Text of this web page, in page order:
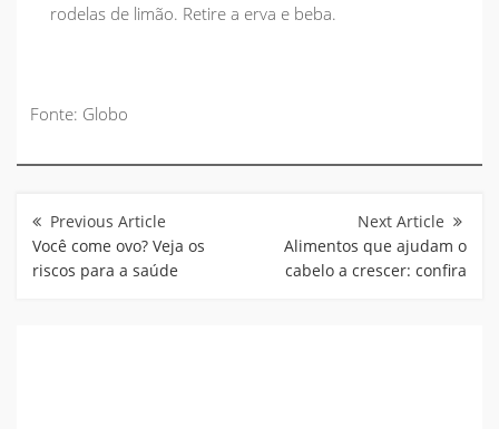
rodelas de limão. Retire a erva e beba.
Fonte: Globo
de
Post
Você come ovo? Veja os
riscos para a saúde
Alimentos que ajudam o
cabelo a crescer: confira